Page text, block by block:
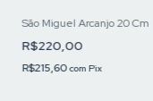
São Miguel Arcanjo 20 Cm
R$220,00
R$215,60com Pix